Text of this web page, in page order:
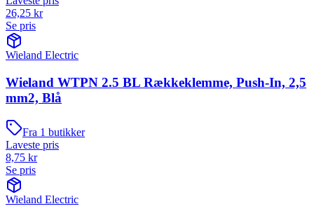
26,25 kr
Se pris
Wieland Electric
Wieland WTPN 2.5 BL Rækkeklemme, Push-In, 2,5
mm2, Blå
Fra 1 butikker
Laveste pris
8,75 kr
Se pris
Wieland Electric